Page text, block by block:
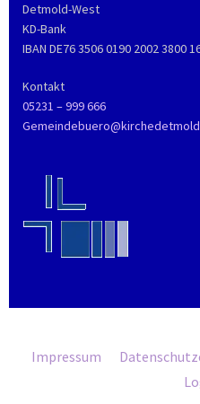
Detmold-West
KD-Bank
IBAN DE76 3506 0190 2002 3800
Kontakt
05231 – 999 666
Impressum